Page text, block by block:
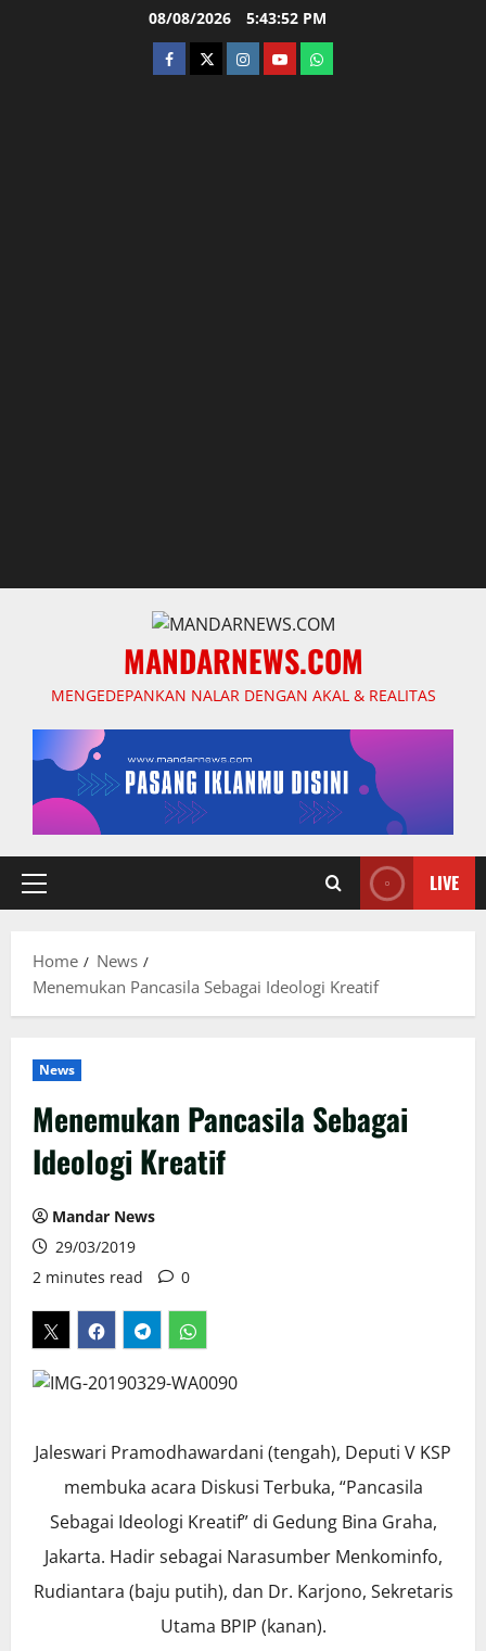
08/08/2026 5:43:53 PM
facebooktwitterinstagram.com
youtubewhatsapp
MANDARNEWS.COM
MENGEDEPANKAN NALAR DENGAN AKAL & REALITAS
Primary
LIVE
Home
News
Menemukan Pancasila Sebagai Ideologi Kreatif
News
Menemukan Pancasila Sebagai
Ideologi Kreatif
Mandar News
29/03/2019
2 minutes read
0
Jaleswari Pramodhawardani (tengah), Deputi V KSP
membuka acara Diskusi Terbuka, “Pancasila
Sebagai Ideologi Kreatif” di Gedung Bina Graha,
Jakarta. Hadir sebagai Narasumber Menkominfo,
Rudiantara (baju putih), dan Dr. Karjono, Sekretaris
Utama BPIP (kanan).